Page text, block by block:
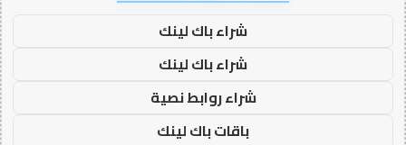
شراء باك لينك
شراء باك لينك
شراء روابط نصية
باقات باك لينك